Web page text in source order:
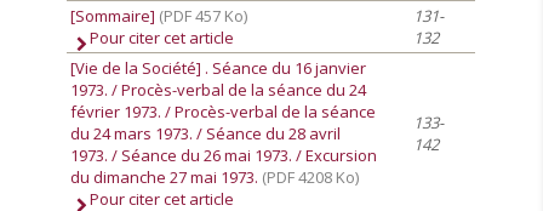
[Sommaire] (PDF 457 Ko)
Pour citer cet article
131-
132
[Vie de la Société] . Séance du 16 janvier
1973. / Procès-verbal de la séance du 24
février 1973. / Procès-verbal de la séance
du 24 mars 1973. / Séance du 28 avril
1973. / Séance du 26 mai 1973. / Excursion
du dimanche 27 mai 1973. (PDF 4208 Ko)
Pour citer cet article
133-
142